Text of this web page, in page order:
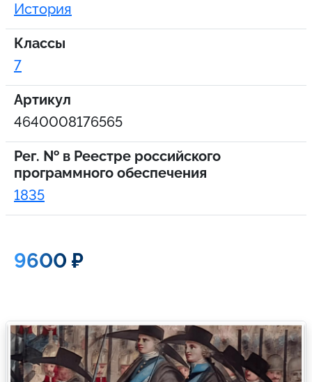
История
Классы
7
Артикул
4640008176565
Рег. № в Реестре российского
программного обеспечения
1835
9600 ₽